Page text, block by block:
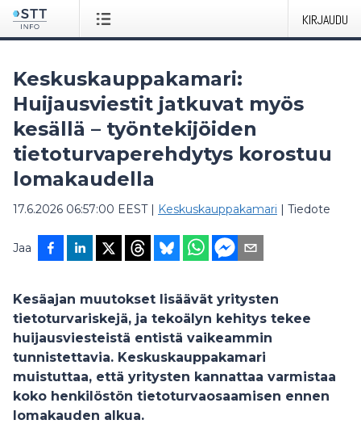
KIRJAUDU
Keskuskauppakamari:
Huijausviestit jatkuvat myös
kesällä – työntekijöiden
tietoturvaperehdytys korostuu
lomakaudella
17.6.2026 06:57:00 EEST| Keskuskauppakamari | Tiedote
Jaa
Kesäajan muutokset lisäävät yritysten
tietoturvariskejä, ja tekoälyn kehitys tekee
huijausviesteistä entistä vaikeammin
tunnistettavia. Keskuskauppakamari
muistuttaa, että yritysten kannattaa varmistaa
koko henkilöstön tietoturvaosaamisen ennen
lomakauden alkua.